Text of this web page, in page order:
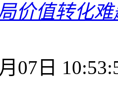
价值转化
07日